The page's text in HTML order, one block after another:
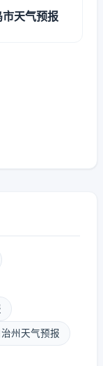
市天气预报
州天气预报